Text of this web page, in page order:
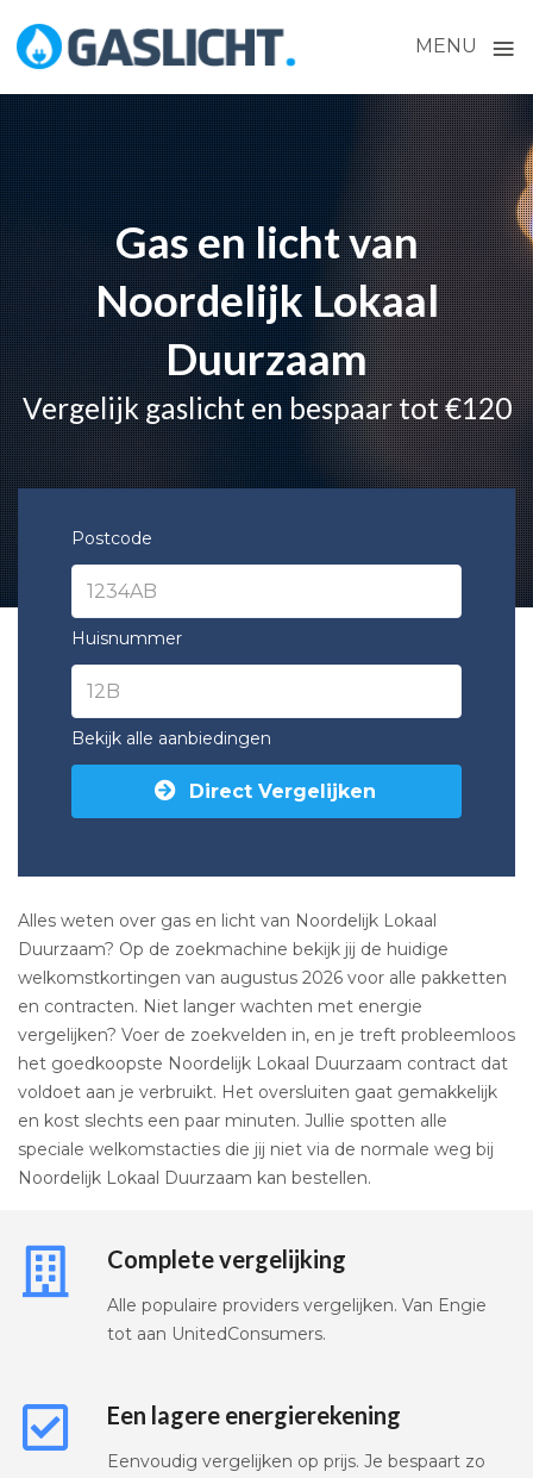
MENU ≡
Skip
to
content
Gas en licht van
Noordelijk Lokaal
Duurzaam
Vergelijk gaslicht en bespaar tot €120
Postcode
Huisnummer
Bekijk alle aanbiedingen
Direct Vergelijken
Alles weten over gas en licht van Noordelijk Lokaal
Duurzaam? Op de zoekmachine bekijk jij de huidige
welkomstkortingen van augustus 2026 voor alle pakketten
en contracten. Niet langer wachten met energie
vergelijken? Voer de zoekvelden in, en je treft probleemloos
het goedkoopste Noordelijk Lokaal Duurzaam contract dat
voldoet aan je verbruikt. Het oversluiten gaat gemakkelijk
en kost slechts een paar minuten. Jullie spotten alle
speciale welkomstacties die jij niet via de normale weg bij
Noordelijk Lokaal Duurzaam kan bestellen.
Complete vergelijking
Alle populaire providers vergelijken. Van Engie
tot aan UnitedConsumers.
Een lagere energierekening
Eenvoudig vergelijken op prijs. Je bespaart zo